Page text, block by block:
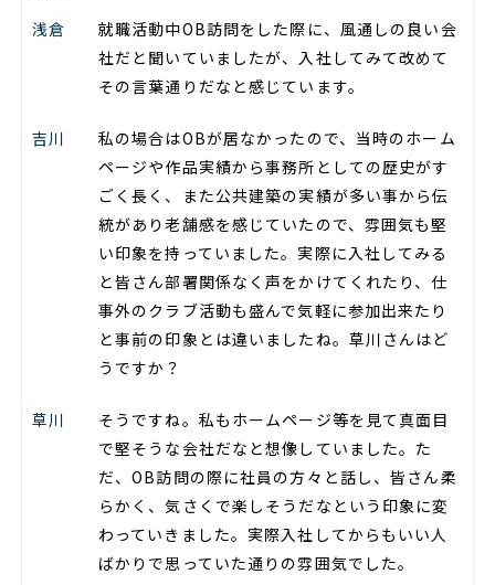
浅倉
就職活動中OB訪問をした際に、風通しの良い会
社だと聞いていましたが、入社してみて改めて
その言葉通りだなと感じています。
吉川
私の場合はOBが居なかったので、当時のホーム
ページや作品実績から事務所としての歴史がす
ごく長く、また公共建築の実績が多い事から伝
統があり老舗感を感じていたので、雰囲気も堅
い印象を持っていました。実際に入社してみる
と皆さん部署関係なく声をかけてくれたり、仕
事外のクラブ活動も盛んで気軽に参加出来たり
と事前の印象とは違いましたね。草川さんはど
うですか？
草川
そうですね。私もホームページ等を見て真面目
で堅そうな会社だなと想像していました。た
だ、OB訪問の際に社員の方々と話し、皆さん柔
らかく、気さくで楽しそうだなという印象に変
わっていきました。実際入社してからもいい人
ばかりで思っていた通りの雰囲気でした。